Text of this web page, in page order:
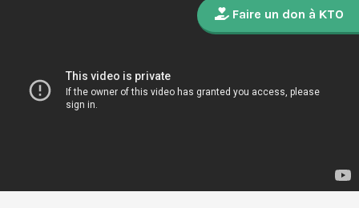
Faire un don à KTO